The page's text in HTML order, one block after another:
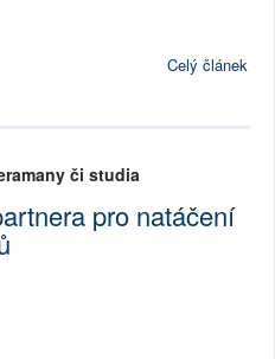
Celý článek
či studia
pro natáčení